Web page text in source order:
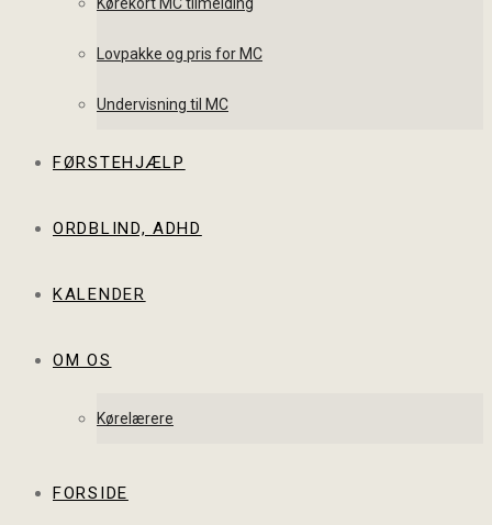
Lovpakke og pris for MC
Undervisning til MC
FØRSTEHJÆLP
ORDBLIND, ADHD
KALENDER
OM OS
Kørelærere
FORSIDE